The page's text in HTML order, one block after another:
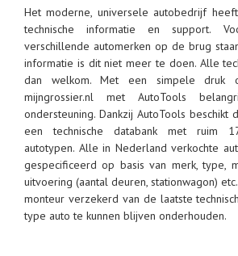
Het moderne, universele autobedrijf
technische informatie en support.
verschillende automerken op de brug
informatie is dit niet meer te doen. Alle
dan welkom. Met een simpele
mijngrossier.nl met AutoTools
ondersteuning. Dankzij AutoTools beschikt
een technische databank met ruim
autotypen. Alle in Nederland verkochte
gespecificeerd op basis van merk, type,
uitvoering (aantal deuren, stationwagon)
monteur verzekerd van de laatste
type auto te kunnen blijven onderhouden.